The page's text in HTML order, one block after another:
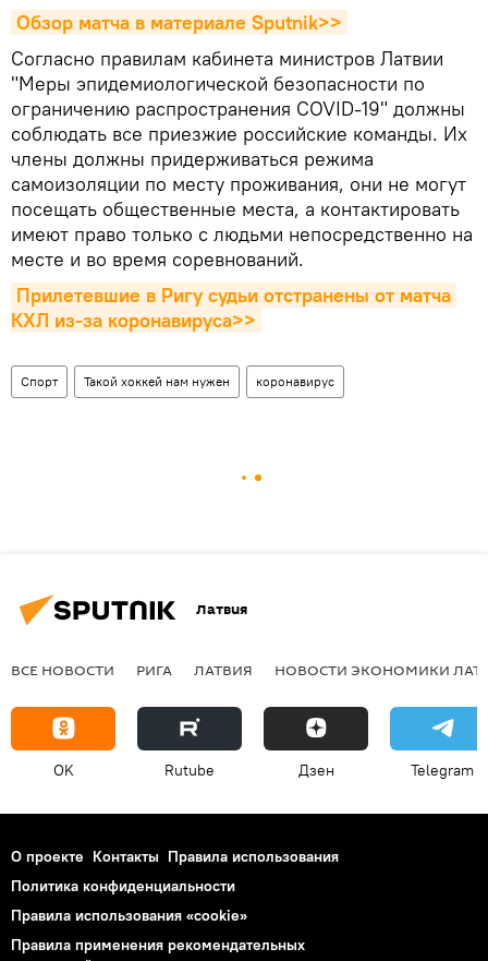
Обзор матча в материале Sputnik>>
Согласно правилам кабинета министров Латвии
"Меры эпидемиологической безопасности по
ограничению распространения COVID-19" должны
соблюдать все приезжие российские команды. Их
члены должны придерживаться режима
самоизоляции по месту проживания, они не могут
посещать общественные места, а контактировать
имеют право только с людьми непосредственно на
месте и во время соревнований.
Прилетевшие в Ригу судьи отстранены от матча
КХЛ из-за коронавируса>>
Спорт Такой хоккей нам нужен коронавирус
Латвия
ВСЕ НОВОСТИ РИГА ЛАТВИЯ НОВОСТИ ЭКОНОМИКИ
OK Rutube Дзен Telegram
О проекте Контакты Правила использования
Политика конфиденциальности
Правила использования «cookie»
Правила применения рекомендательных